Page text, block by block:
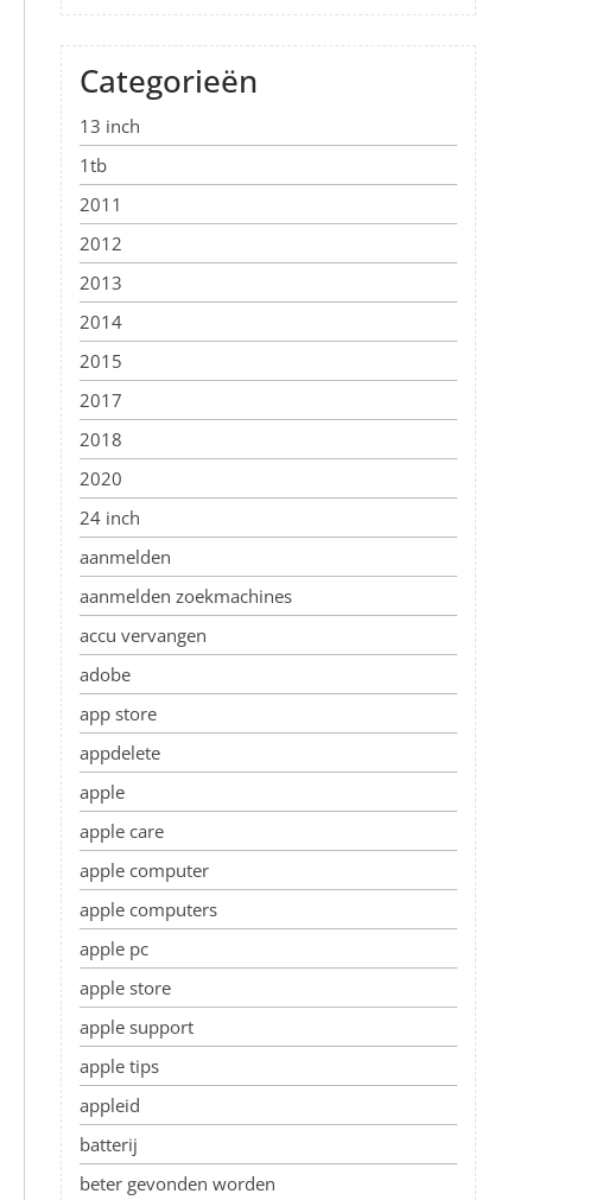
Categorieën
13 inch
1tb
2011
2012
2013
2014
2015
2017
2018
2020
24 inch
aanmelden
aanmelden zoekmachines
accu vervangen
adobe
app store
appdelete
apple
apple care
apple computer
apple computers
apple pc
apple store
apple support
apple tips
appleid
batterij
beter gevonden worden